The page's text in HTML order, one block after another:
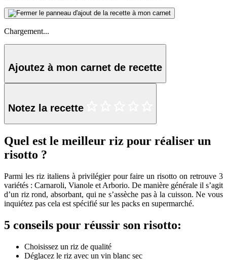
Chargement...
Ajoutez à mon carnet de recette
Notez la recette
Quel est le meilleur riz pour réaliser un
risotto ?
Parmi les riz italiens à privilégier pour faire un risotto on retrouve 3
variétés : Carnaroli, Vianole et Arborio. De manière générale il s’agit
d’un riz rond, absorbant, qui ne s’assèche pas à la cuisson. Ne vous
inquiétez pas cela est spécifié sur les packs en supermarché.
5 conseils pour réussir son risotto:
Choisissez un riz de qualité
Déglacez le riz avec un vin blanc sec